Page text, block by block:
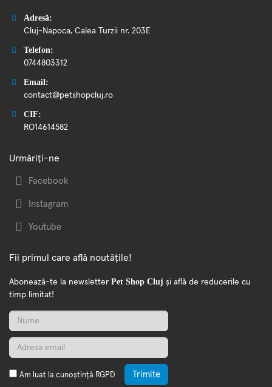
Adresă:
Cluj-Napoca, Calea Turzii nr. 203E
Telefon:
0744803312
Email:
contact@petshopcluj.ro
CIF:
RO14614582
Urmăriți-ne
Facebook
Instagram
Youtube
Fii primul care află noutățile!
Abonează-te la newsletter Pet Shop Cluj și află de reducerile cu
timp limitat!
Am luat la cunoștință RGPD Trimite